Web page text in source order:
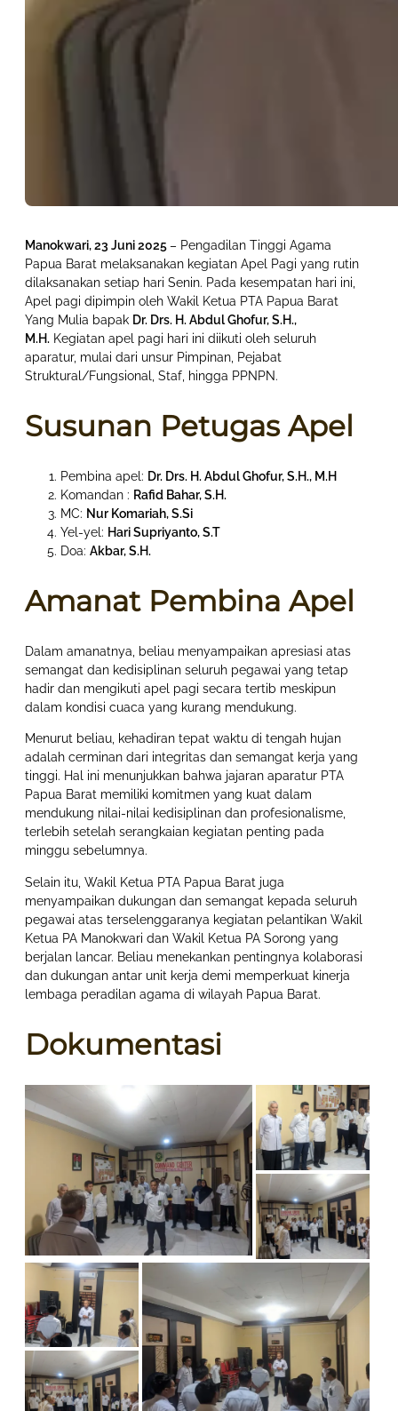
Manokwari, 23 Juni 2025 – Pengadilan Tinggi Agama
Papua Barat melaksanakan kegiatan Apel Pagi yang rutin
dilaksanakan setiap hari Senin. Pada kesempatan hari ini,
Apel pagi dipimpin oleh Wakil Ketua PTA Papua Barat
Yang Mulia bapak Dr. Drs. H. Abdul Ghofur, S.H.,
M.H. Kegiatan apel pagi hari ini diikuti oleh seluruh
aparatur, mulai dari unsur Pimpinan, Pejabat
Struktural/Fungsional, Staf, hingga PPNPN.
Susunan Petugas Apel
Pembina apel: Dr. Drs. H. Abdul Ghofur, S.H., M.H
Komandan : Rafid Bahar, S.H.
MC: Nur Komariah, S.Si
Yel-yel: Hari Supriyanto, S.T
Doa: Akbar, S.H.
Amanat Pembina Apel
Dalam amanatnya, beliau menyampaikan apresiasi atas
semangat dan kedisiplinan seluruh pegawai yang tetap
hadir dan mengikuti apel pagi secara tertib meskipun
dalam kondisi cuaca yang kurang mendukung.
Menurut beliau, kehadiran tepat waktu di tengah hujan
adalah cerminan dari integritas dan semangat kerja yang
tinggi. Hal ini menunjukkan bahwa jajaran aparatur PTA
Papua Barat memiliki komitmen yang kuat dalam
mendukung nilai-nilai kedisiplinan dan profesionalisme,
terlebih setelah serangkaian kegiatan penting pada
minggu sebelumnya.
Selain itu, Wakil Ketua PTA Papua Barat juga
menyampaikan dukungan dan semangat kepada seluruh
pegawai atas terselenggaranya kegiatan pelantikan Wakil
Ketua PA Manokwari dan Wakil Ketua PA Sorong yang
berjalan lancar. Beliau menekankan pentingnya kolaborasi
dan dukungan antar unit kerja demi memperkuat kinerja
lembaga peradilan agama di wilayah Papua Barat.
Dokumentasi